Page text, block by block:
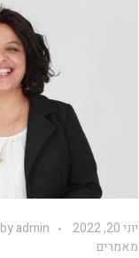
יוני 20, 2022 by admin
מאמרים